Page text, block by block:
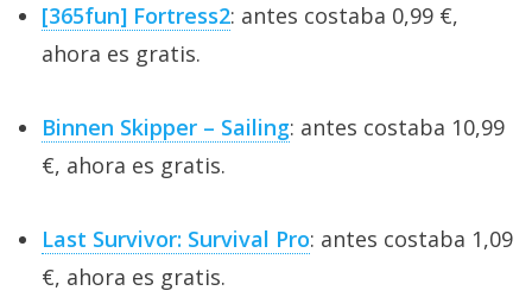
[365fun] Fortress2: antes costaba 0,99 €,
ahora es gratis.
Binnen Skipper – Sailing: antes costaba 10,99
€, ahora es gratis.
Last Survivor: Survival Pro: antes costaba 1,09
€, ahora es gratis.